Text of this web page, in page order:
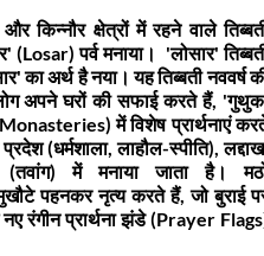
किन्नौर क्षेत्रों में रहने वाले
पर्व मनाया। 'लोसार'
का अर्थ है नया। यह तिब्बती नववर्ष
अपने घरों की सफाई करते हैं,
में विशेष प्रार्थनाएं
(धर्मशाला, लाहौल-स्पीति),
में मनाया जाता है।
पहनकर नृत्य करते हैं, जो बुराई
रंगीन प्रार्थना झंडे (Prayer